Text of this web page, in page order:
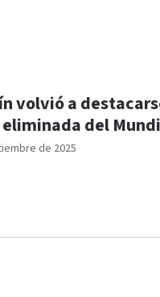
de 2025
volvió a
del